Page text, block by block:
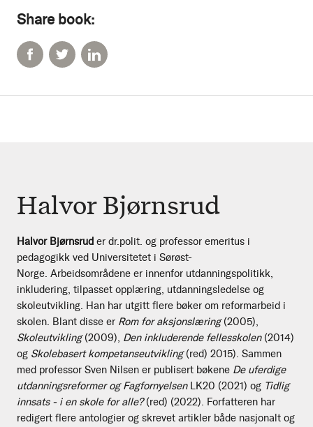
Share book:
Halvor Bjørnsrud
Halvor Bjørnsrud er dr.polit. og professor emeritus i
pedagogikk ved Universitetet i Sørøst-
Norge. Arbeidsområdene er innenfor utdanningspolitikk,
inkludering, tilpasset opplæring, utdanningsledelse og
skoleutvikling. Han har utgitt flere bøker om reformarbeid i
skolen. Blant disse er Rom for aksjonslæring(2005),
Skoleutvikling(2009), Den inkluderende fellesskolen (2014)
og Skolebasert kompetanseutvikling(red) 2015). Sammen
med professor Sven Nilsen er publisert bøkene De uferdige
utdanningsreformer og FagfornyelsenLK20 (2021) og Tidlig
innsats - i en skole for alle?(red) (2022). Forfatteren har
redigert flere antologier og skrevet artikler både nasjonalt og